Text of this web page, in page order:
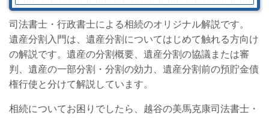
司法書士・行政書士による相続のオリジナル解説です。
遺産分割入門は、遺産分割についてはじめて触れる方向け
の解説です。遺産の分割概要、遺産分割の協議または審
判、遺産の一部分割・分割の効力、遺産分割前の預貯金債
権行使と分けて解説しています。
相続についてお困りでしたら、越谷の美馬克康司法書士・